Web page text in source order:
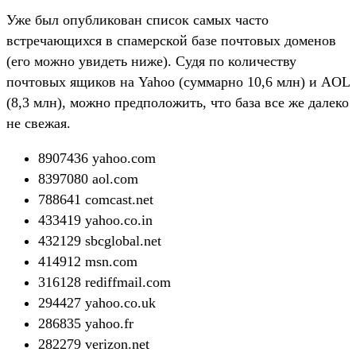
Уже был опубликован список самых часто
встречающихся в спамерской базе почтовых доменов
(его можно увидеть ниже). Судя по количеству
почтовых ящиков на Yahoo (суммарно 10,6 млн) и AOL
(8,3 млн), можно предположить, что база все же далеко
не свежая.
8907436 yahoo.com
8397080 aol.com
788641 comcast.net
433419 yahoo.co.in
432129 sbcglobal.net
414912 msn.com
316128 rediffmail.com
294427 yahoo.co.uk
286835 yahoo.fr
282279 verizon.net